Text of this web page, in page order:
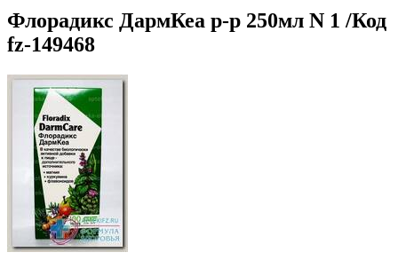
Флорадикс ДармКеа р-р 250мл N 1 /Код
fz-149468